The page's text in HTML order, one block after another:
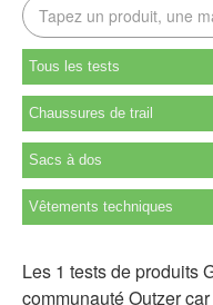
Tous les tests
Chaussures de trail
Sacs à dos
Vêtements techniques
Les 1 tests de produits
communauté Outzer